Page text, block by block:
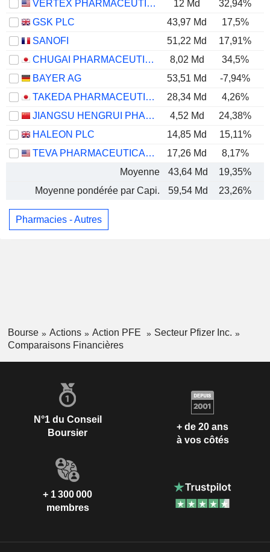
VERTEX PHARMACEUTICALS INCORPORATED
12 Md 32,94%
GSK PLC
43,97 Md 17,5%
SANOFI
51,22 Md 17,91%
CHUGAI PHARMACEUTICAL CO., LTD.
8,02 Md 34,5%
BAYER AG
53,51 Md -7,94%
TAKEDA PHARMACEUTICAL COMPANY LIMITED
28,34 Md 4,26%
JIANGSU HENGRUI PHARMACEUTICALS CO.,LTD
4,52 Md 24,38%
HALEON PLC
14,85 Md 15,11%
TEVA PHARMACEUTICAL INDUSTRIES LIMITED
17,26 Md 8,17%
Moyenne
43,64 Md 19,35%
Moyenne pondérée par Capi.
59,54 Md 23,26%
Pharmacies - Autres
Bourse Actions Action PFE
Secteur Pfizer Inc.
Comparaisons Financières
N°1 du Conseil
Boursier
+ de 20 ans
à vos côtés
+ 1 300 000
membres